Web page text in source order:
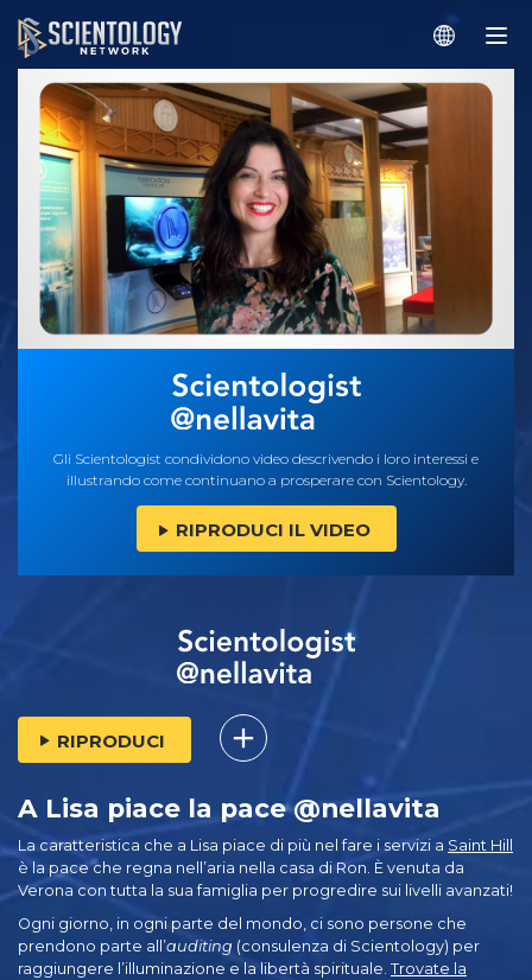
Gli Scientologist condividono video descrivendo i loro interessi e
illustrando come continuano a prosperare con Scientology.
RIPRODUCI IL VIDEO
RIPRODUCI
A Lisa piace la pace @nellavita
La caratteristica che a Lisa piace di più nel fare i servizi a Saint Hill
è la pace che regna nell’aria nella casa di Ron. È venuta da
Verona con tutta la sua famiglia per progredire sui livelli avanzati!
Ogni giorno, in ogni parte del mondo, ci sono persone che
prendono parte all’auditing (consulenza di Scientology) per
raggiungere l’illuminazione e la libertà spirituale. Trovate la